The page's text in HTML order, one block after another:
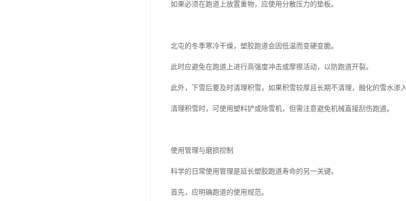
如果必须在跑道上放置重物，应使用分散压力的垫板。
北屯的冬季寒冷干燥，塑胶跑道会因低温而变硬变脆。
此时应避免在跑道上进行高强度冲击或摩擦活动，以防跑道开裂。
此外，下雪后要及时清理积雪，如果积雪较厚且长期不清理，融化的雪水渗
清理积雪时，可使用塑料铲或除雪机，但需注意避免机械直接刮伤跑道。
使用管理与磨损控制
科学的日常使用管理是延长塑胶跑道寿命的另一关键。
首先，应明确跑道的使用规范。